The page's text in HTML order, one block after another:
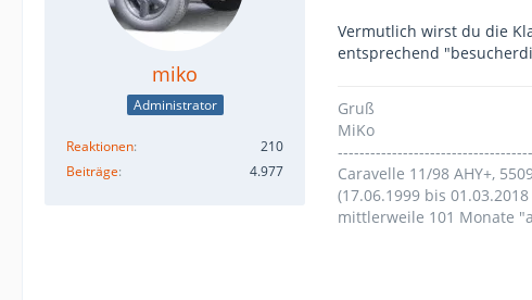
miko
Administrator
Reaktionen
210
Beiträge
4.977
Vermutlich wirst du die
entsprechend
Gruß
MiKo
Caravelle 11/98 AHY+,
(17.06.1999 bis
mittlerweile 101 Monate